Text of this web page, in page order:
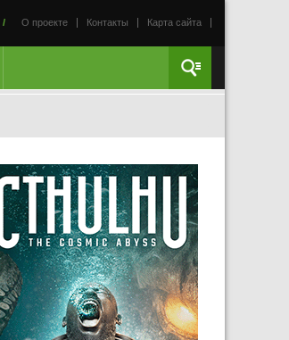
О проекте Контакты Карта сайта
/